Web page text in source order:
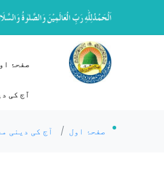
صفحۂ
آج کی
صفحۂ اول / آج کی دینی